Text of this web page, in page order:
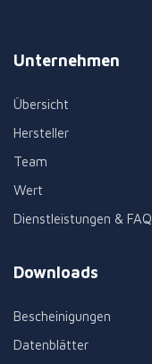
Unternehmen
Übersicht
Hersteller
Team
Wert
Dienstleistungen & FAQ
Downloads
Bescheinigungen
Datenblätter